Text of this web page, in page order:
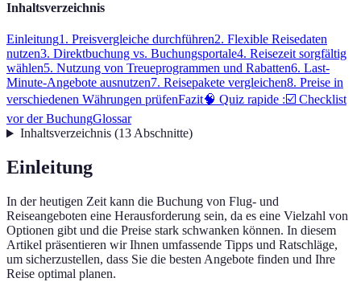
Inhaltsverzeichnis
Einleitung1. Preisvergleiche durchführen2. Flexible Reisedaten
nutzen3. Direktbuchung vs. Buchungsportale4. Reisezeit sorgfältig
wählen5. Nutzung von Treueprogrammen und Rabatten6. Last-
Minute-Angebote ausnutzen7. Reisepakete vergleichen8. Preise in
verschiedenen Währungen prüfenFazit🧠 Quiz rapide :☑️ Checklist
vor der BuchungGlossar
Inhaltsverzeichnis(13Abschnitte)
Einleitung
In der heutigen Zeit kann die Buchung von Flug- und
Reiseangeboten eine Herausforderung sein, da es eine Vielzahl von
Optionen gibt und die Preise stark schwanken können. In diesem
Artikel präsentieren wir Ihnen umfassende Tipps und Ratschläge,
um sicherzustellen, dass Sie die besten Angebote finden und Ihre
Reise optimal planen.